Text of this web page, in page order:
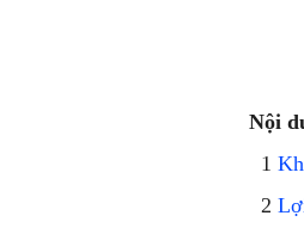
Nội